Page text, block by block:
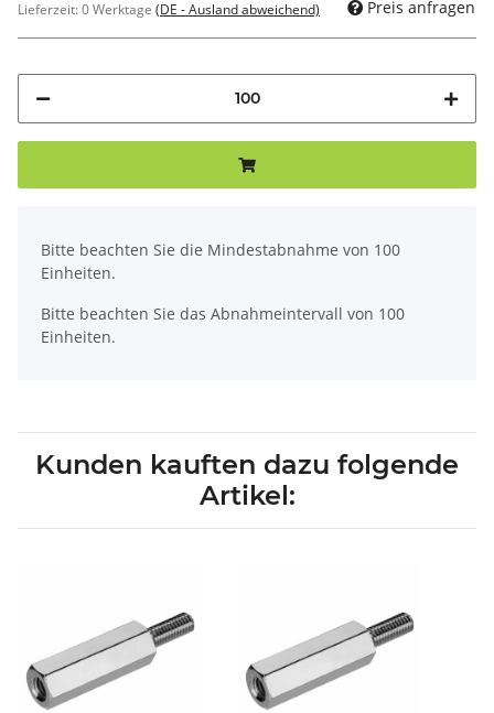
Lieferzeit:0 Werktage (DE - Ausland abweichend) Preis anfragen
Bitte beachten Sie die Mindestabnahme von 100
Einheiten.
Bitte beachten Sie das Abnahmeintervall von 100
Einheiten.
Kunden kauften dazu folgende
Artikel: